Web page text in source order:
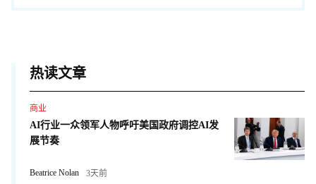
热读文章
商业
AI行业一众领军人物呼吁美国政府调控AI发
展节奏
Beatrice Nolan 3天前